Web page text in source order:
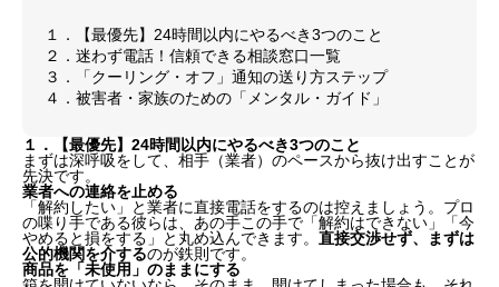
１．【最優先】24時間以内にやるべき3つのこと
２．迷わず電話！信頼できる相談窓口一覧
３．「クーリング・オフ」通知の送り方ステップ
４．被害者・家族のための「メンタル・ガイド」
１．【最優先】24時間以内にやるべき3つのこと
まずは深呼吸をして、相手（業者）のペースから抜け出すことが
先決です。
業者への連絡を止める
「解約したい」と業者に直接電話をするのは控えましょう。プロ
の喋り手である彼らは、あの手この手で「解約はできない」「今
やめると損をする」と丸め込んできます。 直接交渉せず、まずは
公的機関を介するのが鉄則です。
商品を「未使用」のままにする